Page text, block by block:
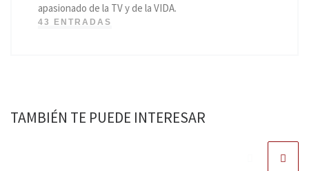
apasionado de la TV y de la VIDA.
43 ENTRADAS
TAMBIÉN TE PUEDE INTERESAR